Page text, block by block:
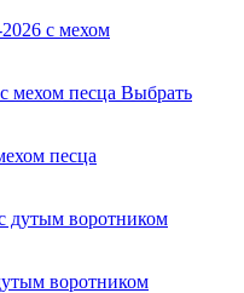
с мехом
Выбрать
песца
воротником